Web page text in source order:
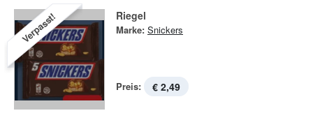
Verpasst! Riegel
Marke: Snickers
Preis: € 2,49